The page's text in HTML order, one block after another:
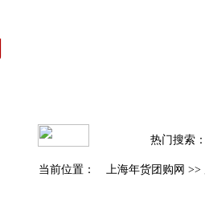
热门搜索
当前位置： 上海年货团购网 >>